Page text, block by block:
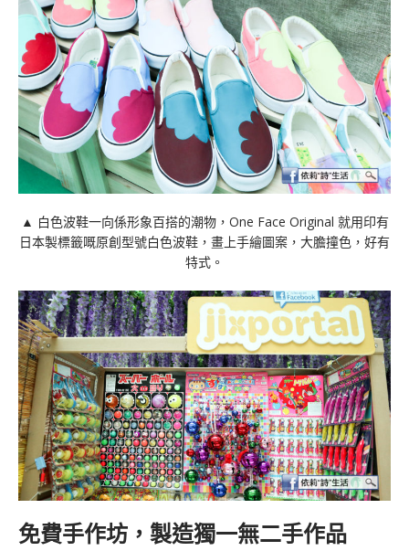
▲ 白色波鞋一向係形象百搭的潮物，One Face Original 就用印有
日本製標籤嘅原創型號白色波鞋，畫上手繪圖案，大膽撞色，好有
特式。
免費手作坊，製造獨一無二手作品